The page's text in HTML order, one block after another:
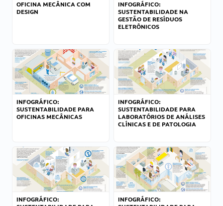
OFICINA MECÂNICA COM
DESIGN
INFOGRÁFICO:
SUSTENTABILIDADE NA
GESTÃO DE RESÍDUOS
ELETRÔNICOS
INFOGRÁFICO:
SUSTENTABILIDADE PARA
OFICINAS MECÂNICAS
INFOGRÁFICO:
SUSTENTABILIDADE PARA
LABORATÓRIOS DE ANÁLISES
CLÍNICAS E DE PATOLOGIA
INFOGRÁFICO:
INFOGRÁFICO: